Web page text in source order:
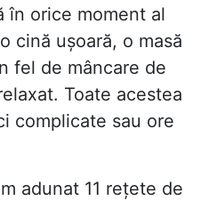
în orice moment al
cină ușoară, o masă
fel de mâncare de
Toate acestea
complicate sau ore
adunat 11 rețete de